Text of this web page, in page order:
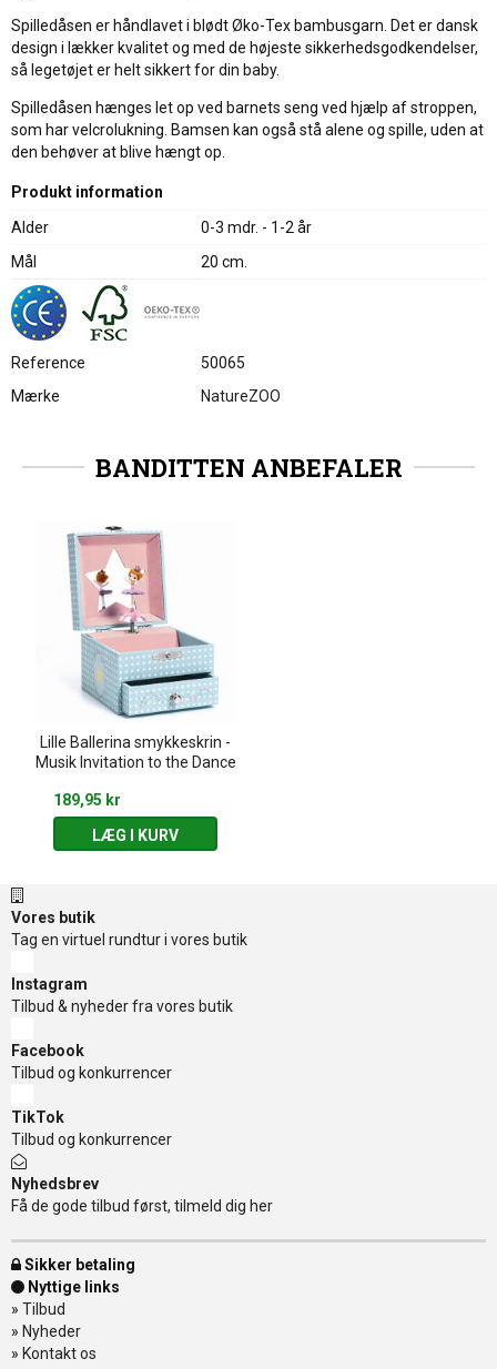
Spilledåsen er håndlavet i blødt Øko-Tex bambusgarn. Det er dansk
design i lækker kvalitet og med de højeste sikkerhedsgodkendelser,
så legetøjet er helt sikkert for din baby.
Spilledåsen hænges let op ved barnets seng ved hjælp af stroppen,
som har velcrolukning. Bamsen kan også stå alene og spille, uden at
den behøver at blive hængt op.
Produkt information
Alder
0-3 mdr. - 1-2 år
Mål
20 cm.
Reference
50065
Mærke
NatureZOO
BANDITTEN ANBEFALER
Lille Ballerina smykkeskrin -
Musik Invitation to the Dance
189,95 kr
LÆG I KURV
Vores butik
Tag en virtuel rundtur i vores butik
Instagram
Tilbud & nyheder fra vores butik
Facebook
Tilbud og konkurrencer
TikTok
Tilbud og konkurrencer
Nyhedsbrev
Få de gode tilbud først, tilmeld dig her
Sikker betaling
Nyttige links
» Tilbud
» Nyheder
» Kontakt os